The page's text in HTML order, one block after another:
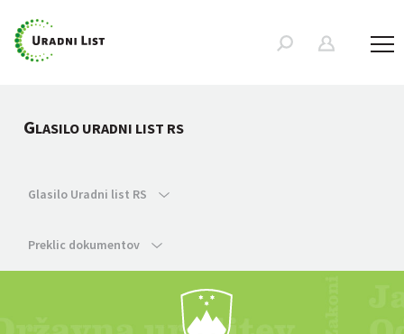
GLASILO URADNI LIST RS
Glasilo Uradni list RS
Preklic dokumentov